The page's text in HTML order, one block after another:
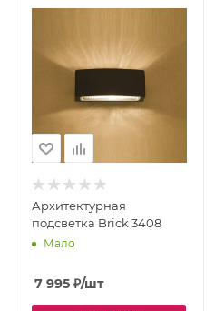
Архитектурная
подсветка Brick 3408
Мало
7 995 ₽/шт